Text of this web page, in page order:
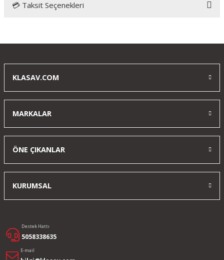
veriş oldu kargo paketleme eksiksiz ve gayet güzeldi bu
T... D... | 30/12/2025
💳 Taksit Seçenekleri
KLASAV.COM
MARKALAR
ÖNE ÇIKANLAR
KURUMSAL
Destek Hattı
5058338635
E-mail